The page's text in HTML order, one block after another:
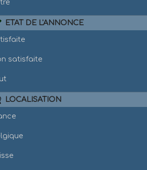
ETAT DE L'ANNONCE
satisfaite
LOCALISATION